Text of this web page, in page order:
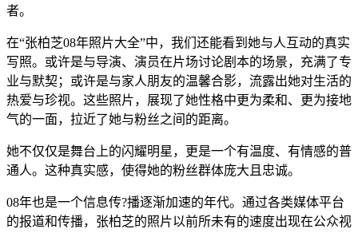
者。
在“张柏芝08年照片大全”中，我们还能看到她与人互动的真实
写照。或许是与导演、演员在片场讨论剧本的场景，充满了专
业与默契；或许是与家人朋友的温馨合影，流露出她对生活的
热爱与珍视。这些照片，展现了她性格中更为柔和、更为接地
气的一面，拉近了她与粉丝之间的距离。
她不仅仅是舞台上的闪耀明星，更是一个有温度、有情感的普
通人。这种真实感，使得她的粉丝群体庞大且忠诚。
08年也是一个信息传?播逐渐加速的年代。通过各类媒体平台
的报道和传播，张柏芝的照片以前所未有的速度出现在公众视